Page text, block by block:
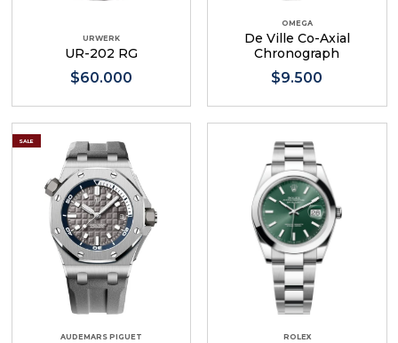
URWERK
UR-202 RG
$60.000
OMEGA
De Ville Co-Axial
Chronograph
$9.500
SALE
AUDEMARS PIGUET ROLEX